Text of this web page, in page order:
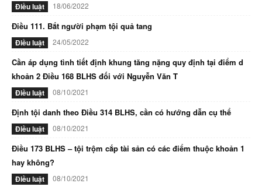
Điều luật 18/06/2022
Điều 111. Bắt người phạm tội quả tang
Điều luật 24/05/2022
Cần áp dụng tình tiết định khung tăng nặng quy định tại điểm d
khoản 2 Điều 168 BLHS đối với Nguyễn Văn T
Điều luật 08/10/2021
Định tội danh theo Điều 314 BLHS, cần có hướng dẫn cụ thể
Điều luật 08/10/2021
Điều 173 BLHS – tội trộm cắp tài sản có các điểm thuộc khoản 1
hay không?
Điều luật 08/10/2021